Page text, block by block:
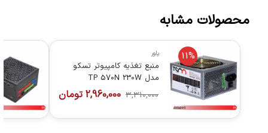
محصولات مشابه
11% پاور
منبع تغذیه کامپیوتر تسکو
مدل TP 570N 230W
3,310,000
2,960,000 تومان